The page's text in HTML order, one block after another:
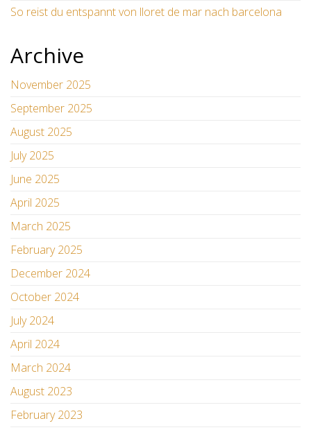
So reist du entspannt von lloret de mar nach barcelona
Archive
November 2025
September 2025
August 2025
July 2025
June 2025
April 2025
March 2025
February 2025
December 2024
October 2024
July 2024
April 2024
March 2024
August 2023
February 2023